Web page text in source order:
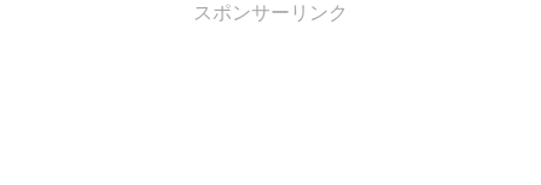
スポンサーリンク